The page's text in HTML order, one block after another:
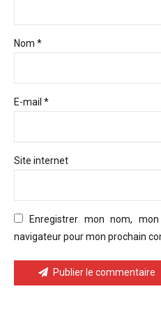
Nom *
E-mail *
Site internet
Enregistrer mon nom,
navigateur pour mon prochain
Publier le commentaire